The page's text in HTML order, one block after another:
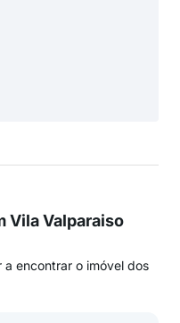
Vila Valparaiso
encontrar o imóvel dos